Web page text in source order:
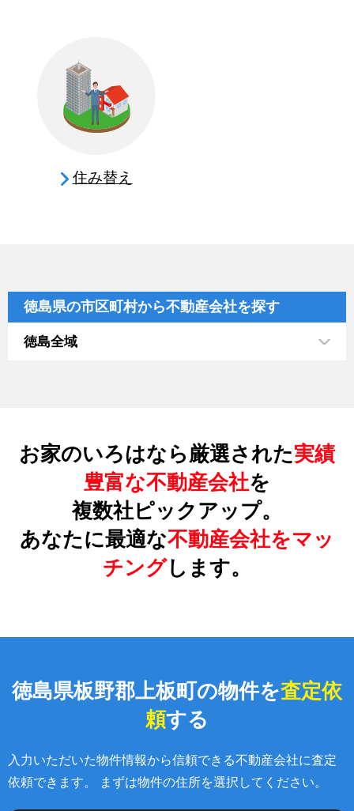
住み替え
徳島県の市区町村から不動産会社を探す
徳島全域
お家のいろはなら厳選された実績
豊富な不動産会社を
複数社ピックアップ。
あなたに最適な不動産会社をマッ
チングします。
徳島県板野郡上板町の物件を査定依
頼する
入力いただいた物件情報から信頼できる不動産会社に査定
依頼できます。 まずは物件の住所を選択してください。